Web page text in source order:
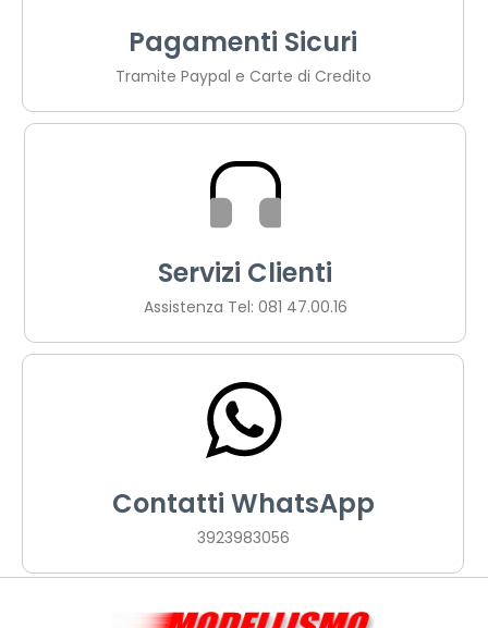
Pagamenti Sicuri
Tramite Paypal e Carte di Credito
Servizi Clienti
Assistenza Tel: 081 47.00.16
Contatti WhatsApp
3923983056